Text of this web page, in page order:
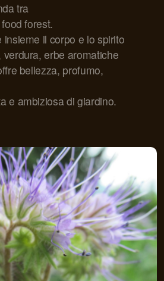
tra
forest.
il corpo e lo spirito
erbe aromatiche
bellezza, profumo,
e ambiziosa di giardino.